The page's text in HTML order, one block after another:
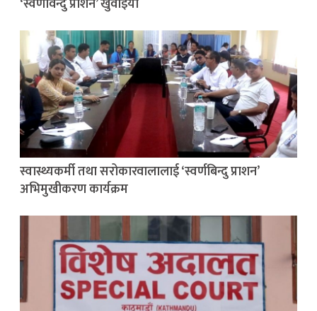
‘स्वर्णविन्दु प्राशन’ खुवाइयो
स्वास्थ्यकर्मी तथा सरोकारवालालाई ‘स्वर्णबिन्दु प्राशन’
अभिमुखीकरण कार्यक्रम